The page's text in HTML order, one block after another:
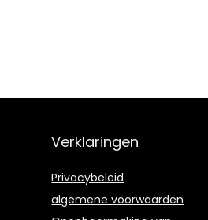
Verklaringen
Privacybeleid
algemene voorwaarden